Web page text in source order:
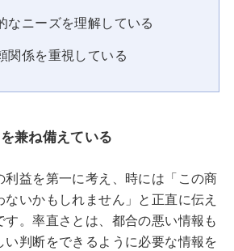
なニーズを理解している
関係を重視している
兼ね備えている
利益を第一に考え、時には「この商
いかもしれません」と正直に伝え
す。率直さとは、都合の悪い情報も
い判断をできるように必要な情報を